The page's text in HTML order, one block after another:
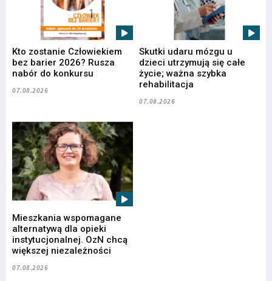
Kto zostanie Człowiekiem
bez barier 2026? Rusza
nabór do konkursu
07.08.2026
Skutki udaru mózgu u
dzieci utrzymują się całe
życie; ważna szybka
rehabilitacja
07.08.2026
Mieszkania wspomagane
alternatywą dla opieki
instytucjonalnej. OzN chcą
większej niezależności
07.08.2026